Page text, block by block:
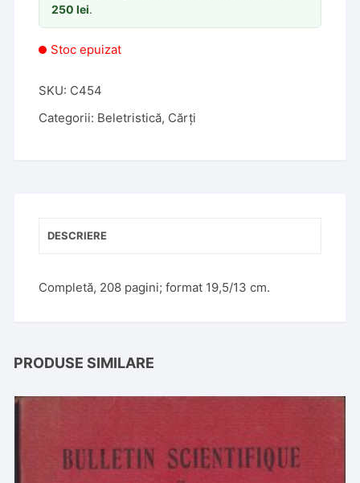
250lei.
Stoc epuizat
SKU: C454
Categorii: Beletristică, Cărți
DESCRIERE
Completă, 208 pagini; format 19,5/13 cm.
PRODUSE SIMILARE